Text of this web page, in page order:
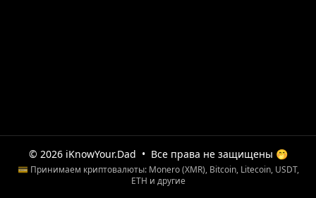
© 2026 iKnowYour.Dad • Все права не защищены 🤭
💳 Принимаем криптовалюты: Monero (XMR), Bitcoin, Litecoin, USDT,
ETH и другие